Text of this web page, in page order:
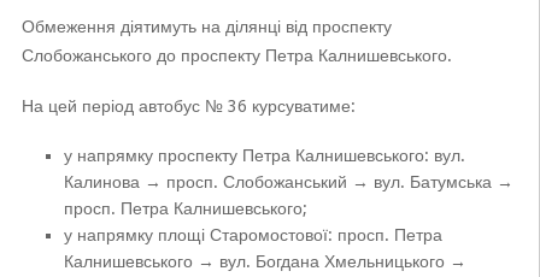
Обмеження діятимуть на ділянці від проспекту
Слобожанського до проспекту Петра Калнишевського.
На цей період автобус № 36 курсуватиме:
у напрямку проспекту Петра Калнишевського: вул.
Калинова → просп. Слобожанський → вул. Батумська →
просп. Петра Калнишевського;
у напрямку площі Старомостової: просп. Петра
Калнишевського → вул. Богдана Хмельницького →